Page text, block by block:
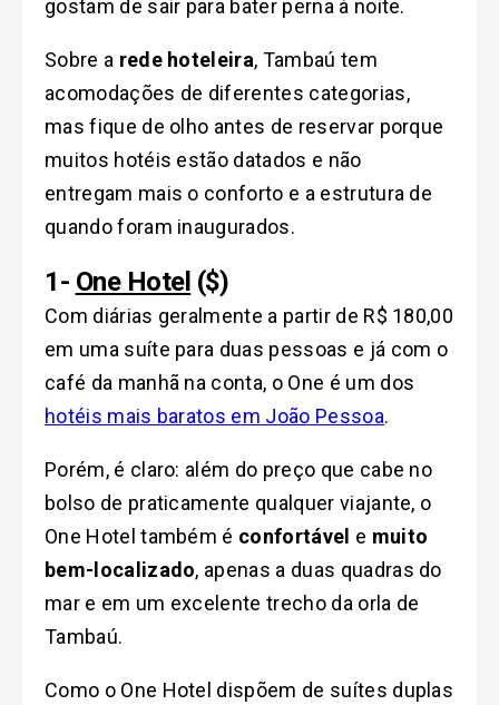
gostam de sair para bater perna à noite.
Sobre a rede hoteleira, Tambaú tem
acomodações de diferentes categorias,
mas fique de olho antes de reservar porque
muitos hotéis estão datados e não
entregam mais o conforto e a estrutura de
quando foram inaugurados.
1- One Hotel ($)
Com diárias geralmente a partir de R$ 180,00
em uma suíte para duas pessoas e já com o
café da manhã na conta, o One é um dos
hotéis mais baratos em João Pessoa.
Porém, é claro: além do preço que cabe no
bolso de praticamente qualquer viajante, o
One Hotel também é confortável e muito
bem-localizado, apenas a duas quadras do
mar e em um excelente trecho da orla de
Tambaú.
Como o One Hotel dispõem de suítes duplas